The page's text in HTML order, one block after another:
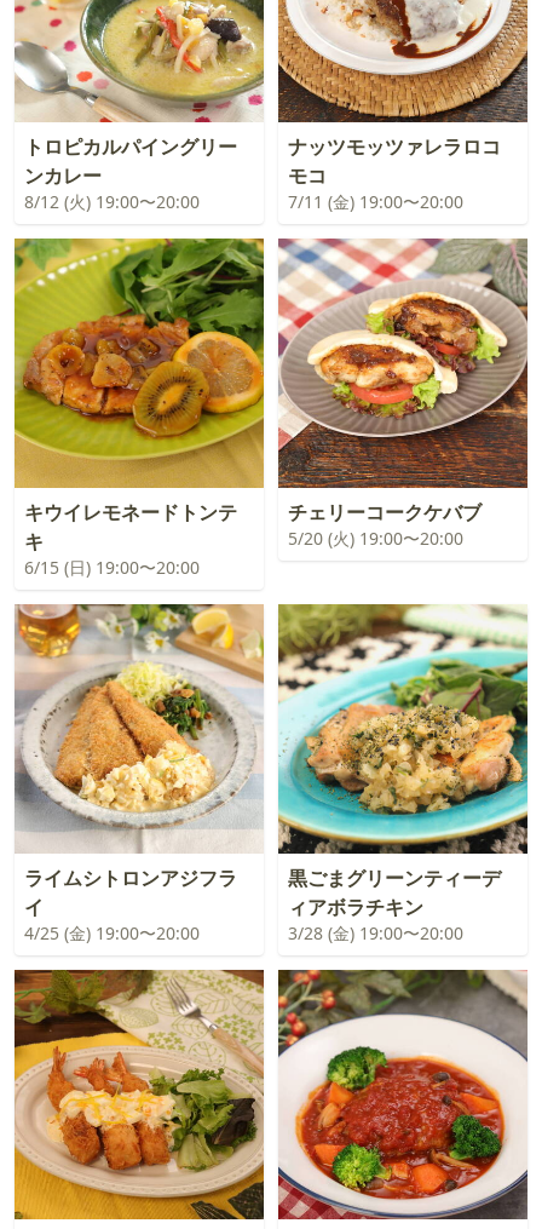
トロピカルパイングリー
ンカレー
8/12 (火) 19:00〜20:00
ナッツモッツァレラロコ
モコ
7/11 (金) 19:00〜20:00
キウイレモネードトンテ
キ
6/15 (日) 19:00〜20:00
チェリーコークケバブ
5/20 (火) 19:00〜20:00
ライムシトロンアジフラ
イ
4/25 (金) 19:00〜20:00
黒ごまグリーンティーデ
ィアボラチキン
3/28 (金) 19:00〜20:00